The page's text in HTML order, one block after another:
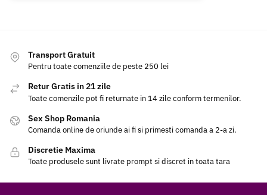
Transport Gratuit
Pentru toate comenziile de peste 250 lei
Retur Gratis in 21 zile
Toate comenzile pot fi returnate in 14 zile conform termenilor.
Sex Shop Romania
Comanda online de oriunde ai fi si primesti comanda a 2-a zi.
Discretie Maxima
Toate produsele sunt livrate prompt si discret in toata tara